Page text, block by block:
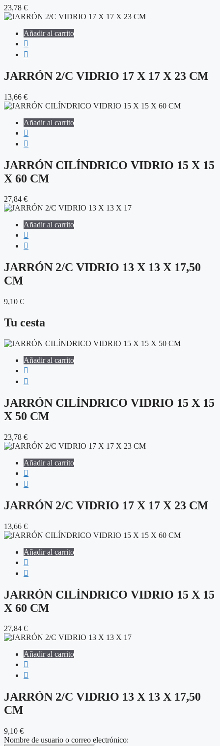
23,78 €
Añadir al carrito
JARRÓN 2/C VIDRIO 17 X 17 X 23 CM
13,66 €
Añadir al carrito
JARRÓN CILÍNDRICO VIDRIO 15 X 15
X 60 CM
27,84 €
Añadir al carrito
JARRÓN 2/C VIDRIO 13 X 13 X 17,50
CM
9,10 €
Tu cesta
Añadir al carrito
JARRÓN CILÍNDRICO VIDRIO 15 X 15
X 50 CM
23,78 €
Añadir al carrito
JARRÓN 2/C VIDRIO 17 X 17 X 23 CM
13,66 €
Añadir al carrito
JARRÓN CILÍNDRICO VIDRIO 15 X 15
X 60 CM
27,84 €
Añadir al carrito
JARRÓN 2/C VIDRIO 13 X 13 X 17,50
CM
9,10 €
Nombre de usuario o correo electrónico: